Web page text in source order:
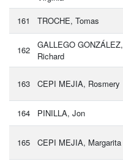
161 TROCHE, Tomas
162
GALLEGO GONZÁLEZ,
Richard
163 CEPI MEJIA, Rosmery
164 PINILLA, Jon
165 CEPI MEJIA, Margarita